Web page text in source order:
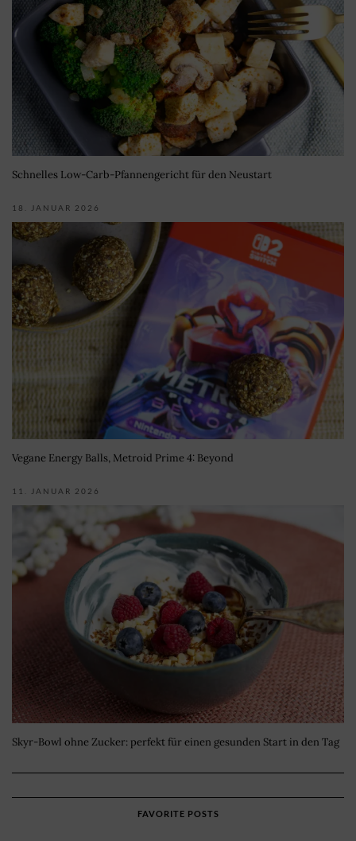
Schnelles Low-Carb-Pfannengericht für den Neustart
18. JANUAR 2026
Vegane Energy Balls, Metroid Prime 4: Beyond
11. JANUAR 2026
Skyr-Bowl ohne Zucker: perfekt für einen gesunden Start in den Tag
FAVORITE POSTS